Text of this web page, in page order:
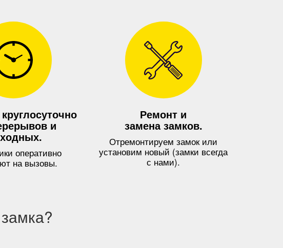
и
оперативно
на вызовы.
Ремонт и
замена замков.
Отремонтируем замок или
установим новый (замки всегда
с нами).